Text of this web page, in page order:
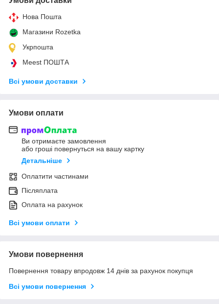
Нова Пошта
Магазини Rozetka
Укрпошта
Meest ПОШТА
Всі умови доставки
Умови оплати
Ви отримаєте замовлення
або гроші повернуться на вашу картку
Детальніше
Оплатити частинами
Післяплата
Оплата на рахунок
Всі умови оплати
Умови повернення
Повернення товару впродовж 14 днів за рахунок покупця
Всі умови повернення